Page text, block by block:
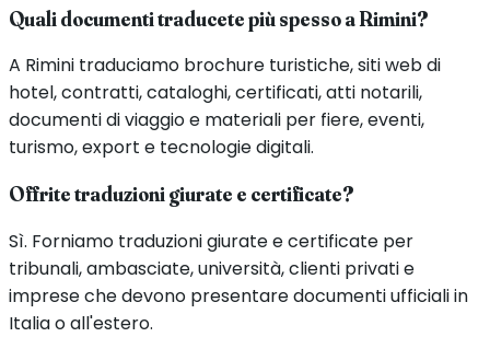
Quali documenti traducete più spesso a Rimini?
A Rimini traduciamo brochure turistiche, siti web di
hotel, contratti, cataloghi, certificati, atti notarili,
documenti di viaggio e materiali per fiere, eventi,
turismo, export e tecnologie digitali.
Offrite traduzioni giurate e certificate?
Sì. Forniamo traduzioni giurate e certificate per
tribunali, ambasciate, università, clienti privati e
imprese che devono presentare documenti ufficiali in
Italia o all'estero.